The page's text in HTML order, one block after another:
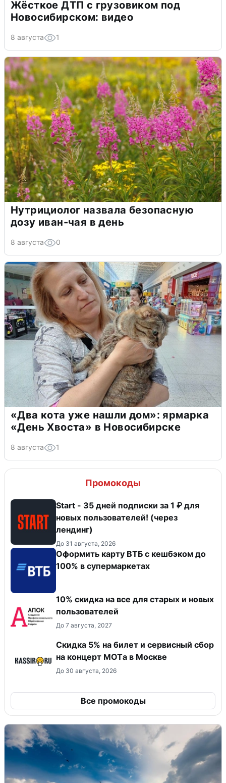
Жёсткое ДТП с грузовиком под
Новосибирском: видео
8 августа 1
Нутрициолог назвала безопасную
дозу иван-чая в день
8 августа 0
«Два кота уже нашли дом»: ярмарка
«День Хвоста» в Новосибирске
8 августа 1
Промокоды
Start - 35 дней подписки за 1 ₽ для
новых пользователей! (через
лендинг)
До 31 августа, 2026
Оформить карту ВТБ с кешбэком до
100% в супермаркетах
10% скидка на все для старых и новых
пользователей
До 7 августа, 2027
Скидка 5% на билет и сервисный сбор
на концерт MOTа в Москве
До 30 августа, 2026
Все промокоды